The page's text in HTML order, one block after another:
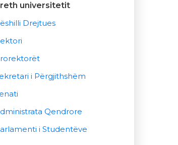
universitetit
Drejtues
i Përgjithshëm
Qendrore
i Studentëve